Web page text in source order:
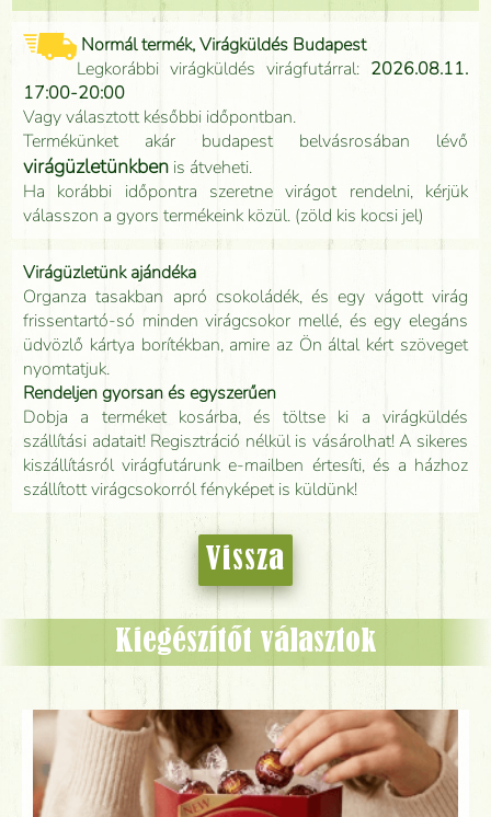
Normál termék, Virágküldés Budapest
Legkorábbi virágküldés virágfutárral: 2026.08.11.
17:00-20:00
Vagy választott későbbi időpontban.
Termékünket akár budapest belvásrosában lévő
virágüzletünkben is átveheti.
Ha korábbi időpontra szeretne virágot rendelni, kérjük
válasszon a gyors termékeink közül. (zöld kis kocsi jel)
Virágüzletünk ajándéka
Organza tasakban apró csokoládék, és egy vágott virág
frissentartó-só minden virágcsokor mellé, és egy elegáns
üdvözlő kártya borítékban, amire az Ön által kért szöveget
nyomtatjuk.
Rendeljen gyorsan és egyszerűen
Dobja a terméket kosárba, és töltse ki a virágküldés
szállítási adatait! Regisztráció nélkül is vásárolhat! A sikeres
kiszállításról virágfutárunk e-mailben értesíti, és a házhoz
szállított virágcsokorról fényképet is küldünk!
Vissza
Kiegészítőt választok